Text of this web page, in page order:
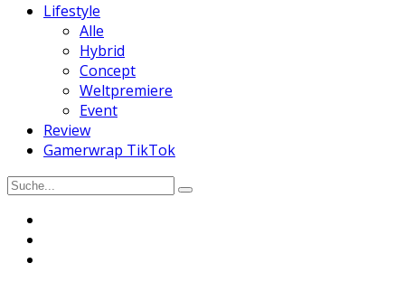
Lifestyle
Alle
Hybrid
Concept
Weltpremiere
Event
Review
Gamerwrap TikTok